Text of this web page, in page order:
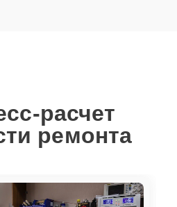
расчет
ремонта